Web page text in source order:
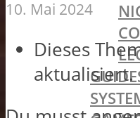
10. Mai 2024
Dieses
aktualisiert.